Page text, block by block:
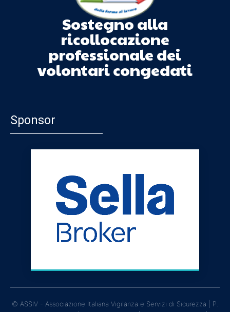
Sostegno alla
ricollocazione
professionale dei
volontari congedati
Sponsor
© ASSIV - Associazione Italiana Vigilanza e Servizi di Sicurezza | P.